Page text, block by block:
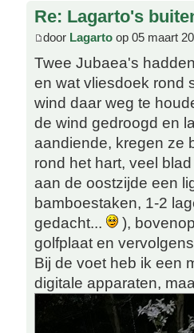
Re: Lagarto's
door Lagarto op 05 maart
Twee Jubaea's
en wat vliesdoek rond
wind daar weg te
de wind gedroogd en
aandiende, kregen ze
rond het hart, veel
aan de oostzijde een
bamboestaken, 1-2
gedacht...
),
golfplaat en
Bij de voet heb ik een
digitale apparaten,